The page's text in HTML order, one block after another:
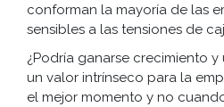
conforman la mayoría de las
sensibles a las tensiones de
¿Podría ganarse crecimiento
un valor intrínseco para la
el mejor momento y no